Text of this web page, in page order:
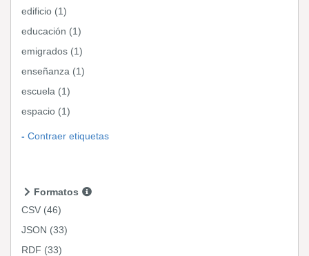
edificio (1)
educación (1)
emigrados (1)
enseñanza (1)
escuela (1)
espacio (1)
Contraer etiquetas
Formatos
CSV (46)
JSON (33)
RDF (33)